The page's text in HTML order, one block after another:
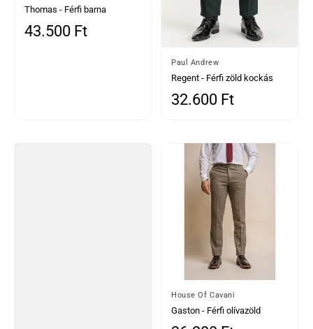
Thomas - Férfi barna
gyapjúkeverék halszálkás
tweed nadrág
Normál ár
43.500 Ft
Által
Paul Andrew
Regent - Férfi zöld kockás
nadrág
Normál ár
32.600 Ft
Által
House Of Cavani
Gaston - Férfi olívazöld
kockás tweed nadrág